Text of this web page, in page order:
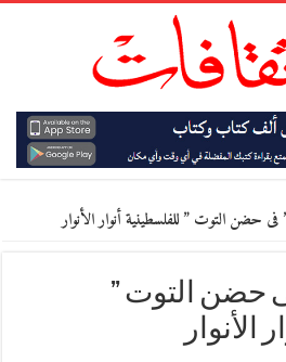
حضن التوت ” للفلسطينية أنوار الأنوار
حضن التوت ”
الأنوار